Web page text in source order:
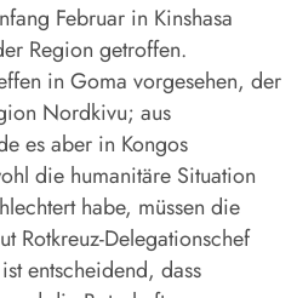
Februar in Kinshasa
Region getroffen.
in Goma vorgesehen, der
Nordkivu; aus
es aber in Kongos
die humanitäre Situation
habe, müssen die
Rotkreuz-Delegationschef
entscheidend, dass